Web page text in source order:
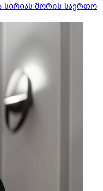
სირიას შორის საერთო